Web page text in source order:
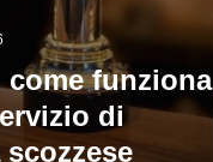
come funziona
di